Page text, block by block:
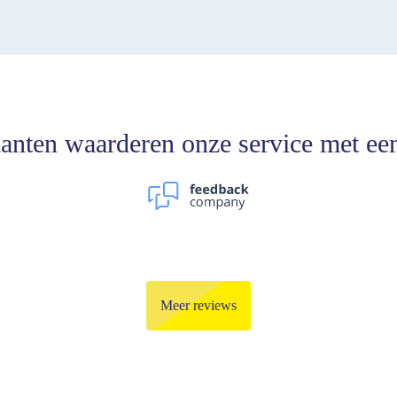
waarderen onze service met
Meer reviews